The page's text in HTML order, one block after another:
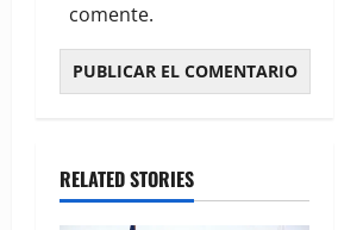
comente.
RELATED STORIES